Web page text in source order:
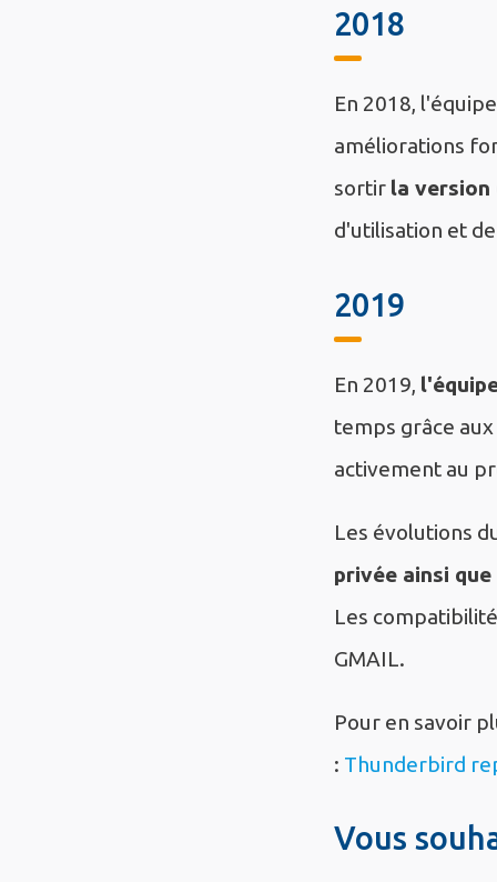
2018
En 2018,
améliorations
sortir la version
d'utilisation et
2019
En 2019,
temps grâce
activement au
Les évolutions
privée ainsi
Les
GMAIL.
Pour en savoir
: Thunderbird
Vous